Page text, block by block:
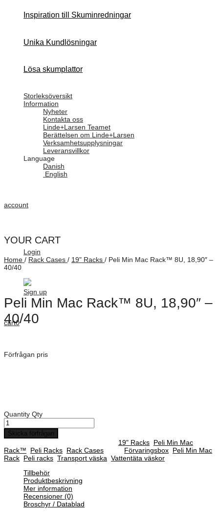
Inspiration till Skuminredningar
Unika Kundlösningar
Lösa skumplattor
Storleksöversikt
Information
Nyheter
Kontakta oss
Linde+Larsen Teamet
Berättelsen om Linde+Larsen
Verksamhetsupplysningar
Leveransvillkor
Language
Danish
English
account
Login
Sign up
cart0
YOUR CART
Home / Rack Cases / 19" Racks / Peli Min Mac Rack™ 8U, 18,90″ –
40/40
Peli Min Mac Rack™ 8U, 18,90″ –
40/40
Förfrågan pris
Quantity Qty
Skicka förfrågan
19" Racks Peli Min Mac
Rack™
Peli Racks Rack Cases Förvaringsbox Peli Min Mac
Rack Peli racks Transport väska Vattentäta väskor
Tillbehör
Produktbeskrivning
Mer information
Recensioner (0)
Broschyr / Datablad